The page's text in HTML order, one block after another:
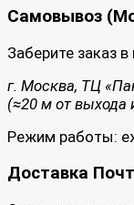
Самовывоз
Заберите заказ
г. Москва, ТЦ
(≈20 м от
Режим работы:
Доставка